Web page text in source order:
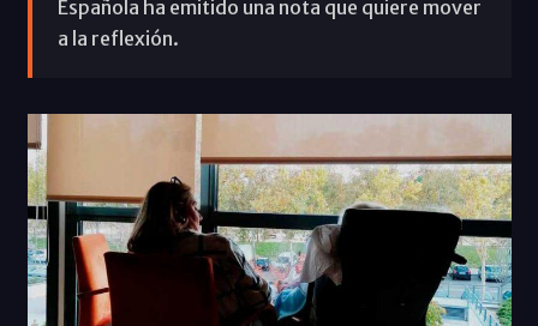
Española ha emitido una nota que quiere mover
a la reflexión.